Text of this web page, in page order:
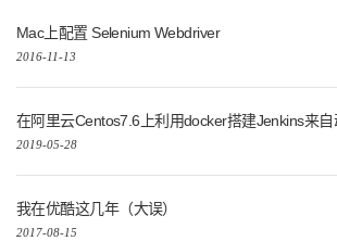
Mac上配置 Selenium Webdriver
2016-11-13
在阿里云Centos7.6上利用docker搭建Jenkins来
2019-05-28
我在优酷这几年（大误）
2017-08-15